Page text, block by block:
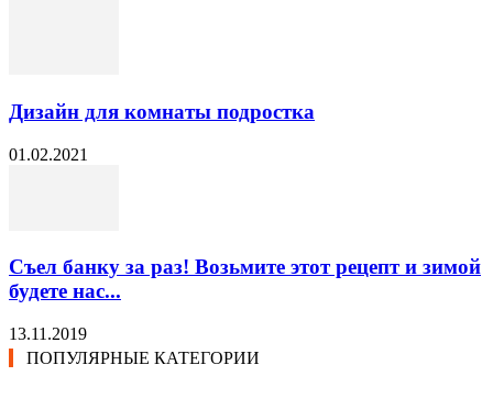
Дизайн для комнаты подростка
01.02.2021
Съел банку за раз! Возьмите этот рецепт и зимой
будете нас...
13.11.2019
ПОПУЛЯРНЫЕ КАТЕГОРИИ